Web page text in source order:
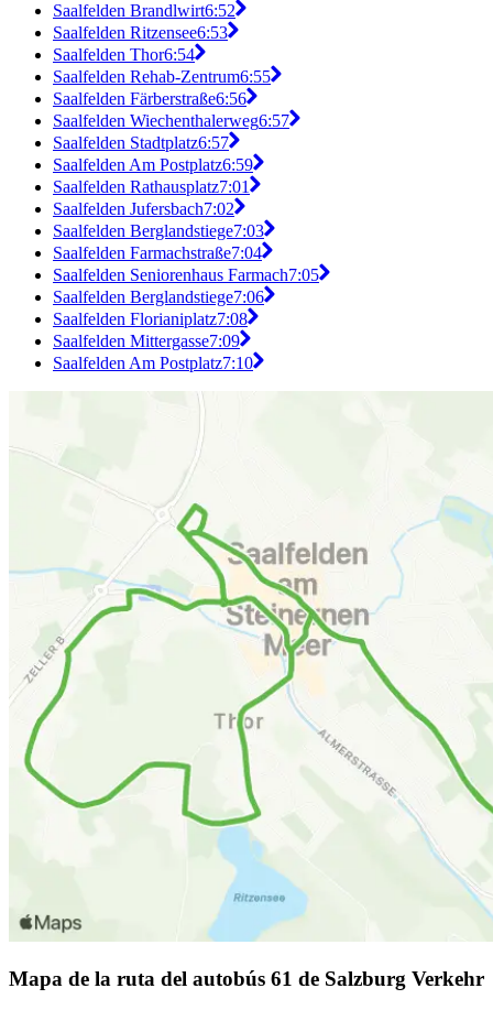
Saalfelden Brandlwirt6:52
Saalfelden Ritzensee6:53
Saalfelden Thor6:54
Saalfelden Rehab-Zentrum6:55
Saalfelden Färberstraße6:56
Saalfelden Wiechenthalerweg6:57
Saalfelden Stadtplatz6:57
Saalfelden Am Postplatz6:59
Saalfelden Rathausplatz7:01
Saalfelden Jufersbach7:02
Saalfelden Berglandstiege7:03
Saalfelden Farmachstraße7:04
Saalfelden Seniorenhaus Farmach7:05
Saalfelden Berglandstiege7:06
Saalfelden Florianiplatz7:08
Saalfelden Mittergasse7:09
Saalfelden Am Postplatz7:10
Mapa de la ruta del autobús 61 de Salzburg Verkehr